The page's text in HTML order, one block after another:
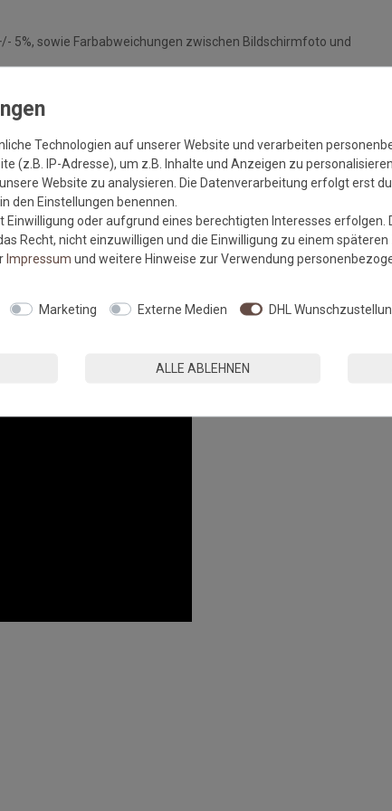
5%, sowie Farbabweichungen zwischen Bildschirmfoto und
und trockenen, festen Untergrund liegt, um eine
die Haftkraft des Gummis und vermindert die Gefahr von
und von offenem Feuer ferngehalten wird.
es durch Wechselwirkungen mit gummibeschichteten
in der EU hergestellt.
Technologien auf unserer Website und verarbeiten
(z.B. IP-Adresse), um z.B. Inhalte und Anzeigen zu
Website zu analysieren. Die Datenverarbeitung erfolgt erst
den Einstellungen benennen.
Einwilligung oder aufgrund eines berechtigten Interesses
Recht, nicht einzuwilligen und die Einwilligung zu einem
Impressum und weitere Hinweise zur Verwendung
Marketing Externe Medien DHL
ALLE ABLEHNEN